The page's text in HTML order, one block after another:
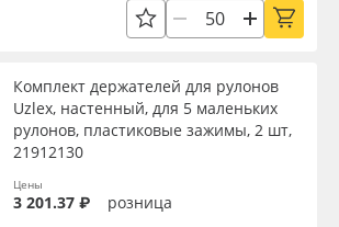
Комплект держателей для рулонов
Uzlex, настенный, для 5 маленьких
рулонов, пластиковые зажимы, 2 шт,
21912130
Цены
3 201.37 ₽ розница